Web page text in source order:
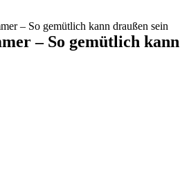
– So gemütlich kann draußen sein
– So gemütlich kann